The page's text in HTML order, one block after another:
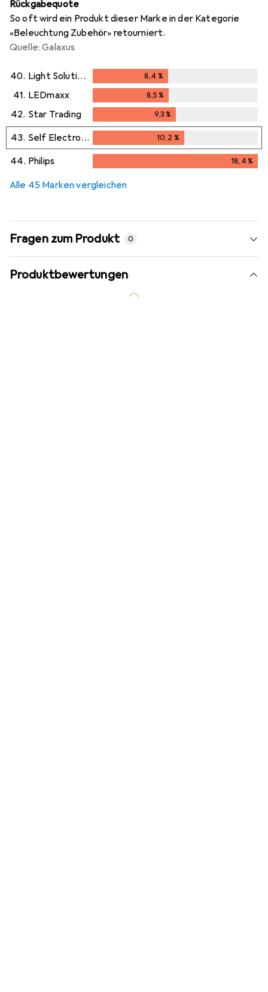
Rückgabequote
So oft wird ein Produkt dieser Marke in der Kategorie
«Beleuchtung Zubehör» retourniert.
Quelle: Galaxus
40. Light Solutions 8,4 %
41. LEDmaxx 8,5%
42. Star Trading 9,3%
43. Self Electronics 10,2 %
44. Philips 18,4%
Alle 45 Marken vergleichen
Fragen zum Produkt 0
Produktbewertungen